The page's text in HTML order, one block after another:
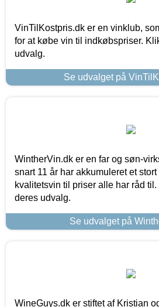
VinTilKostpris.dk er en vinklub,
for at købe vin til indkøbspriser.
udvalg.
Se udvalget på
WintherVin.dk er en far og søn-
snart 11 år har akkumuleret et
kvalitetsvin til priser alle har råd
deres udvalg.
Se udvalget på
WineGuys.dk er stiftet af Kristian